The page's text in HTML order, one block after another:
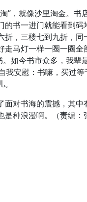
”，就像沙里淘金。书
书一进门就能看到码
，三楼七到九折，
马灯一样一圈一圈全
如今书市众多，我辈
我安慰：书嘛，买过
面对书海的震撼，其
种浪漫啊。（责编：